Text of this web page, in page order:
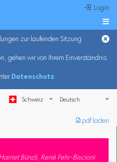
 Login

zur laufenden Sitzung
gehen wir von Ihrem Einverständnis
Datenschutz.
Schweiz
︎ pdf laden
Bünzli, René Fehr-Biscioni